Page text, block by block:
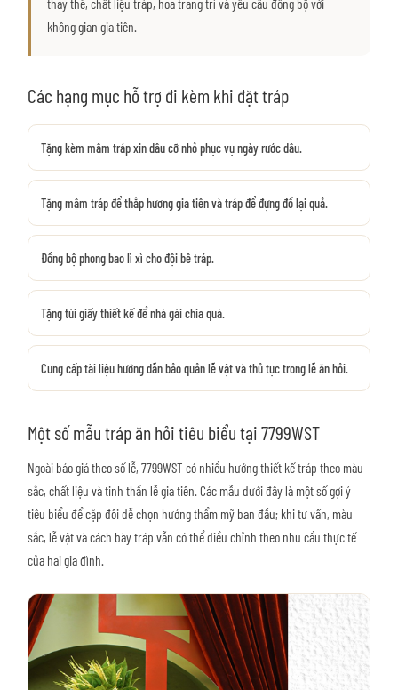
không gian gia tiên.
Các hạng mục hỗ trợ đi kèm khi đặt tráp
Tặng kèm mâm tráp xin dâu cỡ nhỏ phục vụ ngày rước dâu.
Tặng mâm tráp để thắp hương gia tiên và tráp để đựng đồ lại quả.
Đồng bộ phong bao lì xì cho đội bê tráp.
Tặng túi giấy thiết kế để nhà gái chia quà.
Cung cấp tài liệu hướng dẫn bảo quản lễ vật và thủ tục trong lễ ăn hỏi.
Một số mẫu tráp ăn hỏi tiêu biểu tại 7799WST
Ngoài báo giá theo số lễ, 7799WST có nhiều hướng thiết kế tráp theo màu
sắc, chất liệu và tinh thần lễ gia tiên. Các mẫu dưới đây là một số gợi ý
tiêu biểu để cặp đôi dễ chọn hướng thẩm mỹ ban đầu; khi tư vấn, màu
sắc, lễ vật và cách bày tráp vẫn có thể điều chỉnh theo nhu cầu thực tế
của hai gia đình.